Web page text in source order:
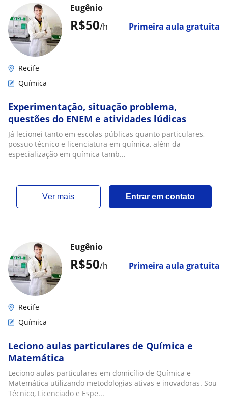
R$50/h Primeira aula gratuita
Eugênio
Recife
Química
Experimentação, situação problema,
questões do ENEM e atividades lúdicas
Já lecionei tanto em escolas públicas quanto particulares,
possuo técnico e licenciatura em química, além da
especialização em química tamb...
ver mais Entrar em contato
R$50/h Primeira aula gratuita
Eugênio
Recife
Química
Leciono aulas particulares de Química e
Matemática
Leciono aulas particulares em domicílio de Química e
Matemática utilizando metodologias ativas e inovadoras. Sou
Técnico, Licenciado e Espe...